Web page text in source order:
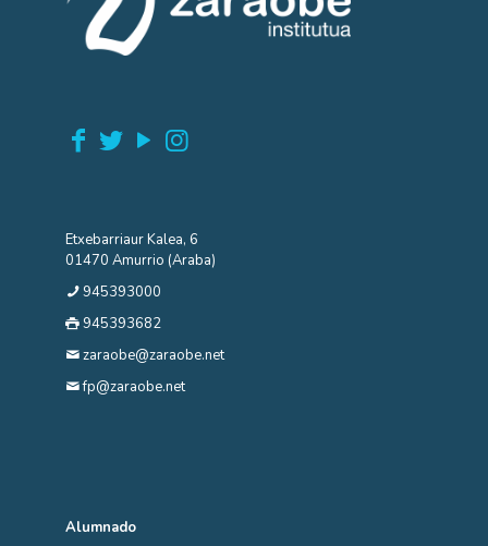
Etxebarriaur Kalea, 6
01470 Amurrio (Araba)
945393000
945393682
zaraobe@zaraobe.net
fp@zaraobe.net
Alumnado